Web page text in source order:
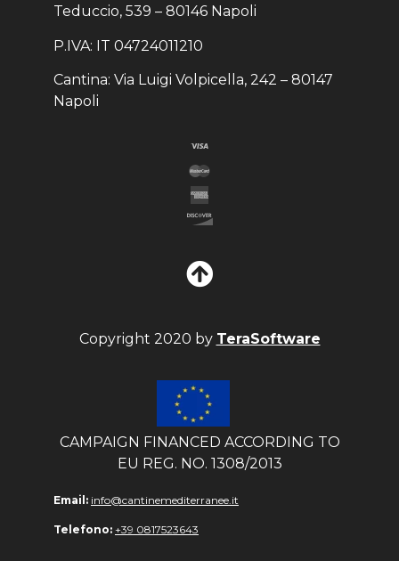
Teduccio, 539 – 80146 Napoli
P.IVA: IT 04724011210
Cantina: Via Luigi Volpicella, 242 – 80147
Napoli
Copyright 2020 by TeraSoftware
CAMPAIGN FINANCED ACCORDING TO
EU REG. NO. 1308/2013
Email: info@cantinemediterranee.it
Telefono: +39 0817523643